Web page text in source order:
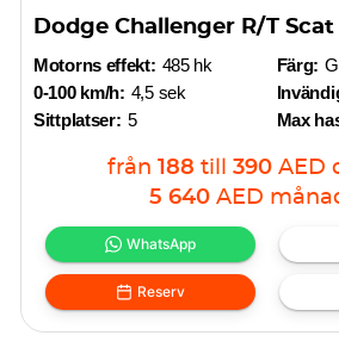
Dodge Challenger R/T
Motorns effekt: 485 hk
0-100 km/h: 4,5 sek
Sittplatser: 5
Färg:
Max
från 188 till 390 AED
5 640 AED
WhatsApp
Reserv